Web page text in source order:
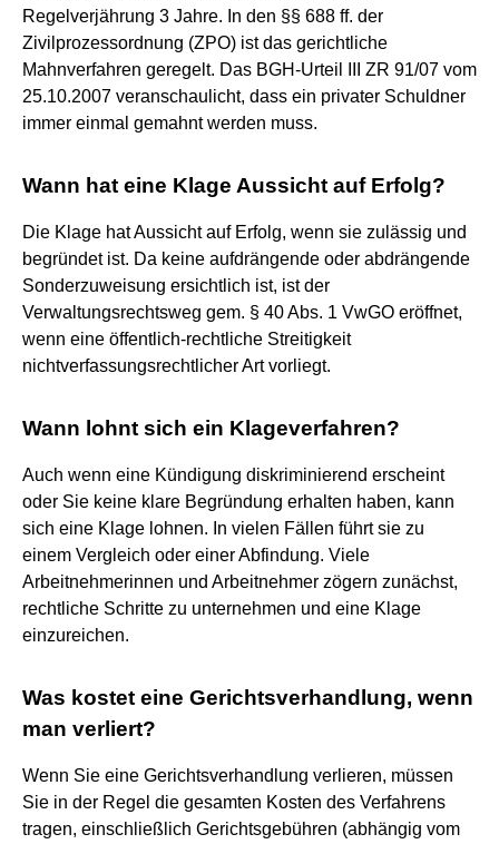
Regelverjährung 3 Jahre. In den §§ 688 ff. der
Zivilprozessordnung (ZPO) ist das gerichtliche
Mahnverfahren geregelt. Das BGH-Urteil III ZR 91/07 vom
25.10.2007 veranschaulicht, dass ein privater Schuldner
immer einmal gemahnt werden muss.
Wann hat eine Klage Aussicht auf Erfolg?
Die Klage hat Aussicht auf Erfolg, wenn sie zulässig und
begründet ist. Da keine aufdrängende oder abdrängende
Sonderzuweisung ersichtlich ist, ist der
Verwaltungsrechtsweg gem. § 40 Abs. 1 VwGO eröffnet,
wenn eine öffentlich-rechtliche Streitigkeit
nichtverfassungsrechtlicher Art vorliegt.
Wann lohnt sich ein Klageverfahren?
Auch wenn eine Kündigung diskriminierend erscheint
oder Sie keine klare Begründung erhalten haben, kann
sich eine Klage lohnen. In vielen Fällen führt sie zu
einem Vergleich oder einer Abfindung. Viele
Arbeitnehmerinnen und Arbeitnehmer zögern zunächst,
rechtliche Schritte zu unternehmen und eine Klage
einzureichen.
Was kostet eine Gerichtsverhandlung, wenn
man verliert?
Wenn Sie eine Gerichtsverhandlung verlieren, müssen
Sie in der Regel die gesamten Kosten des Verfahrens
tragen, einschließlich Gerichtsgebühren (abhängig vom